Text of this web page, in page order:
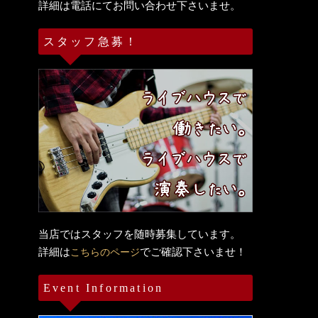
詳細は電話にてお問い合わせ下さいませ。
スタッフ急募！
当店ではスタッフを随時募集しています。
詳細はこちらのページでご確認下さいませ！
Event Information